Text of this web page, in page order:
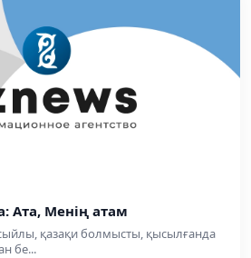
Ата, Менің атам
қазақи болмысты, қысылғанда
бе...